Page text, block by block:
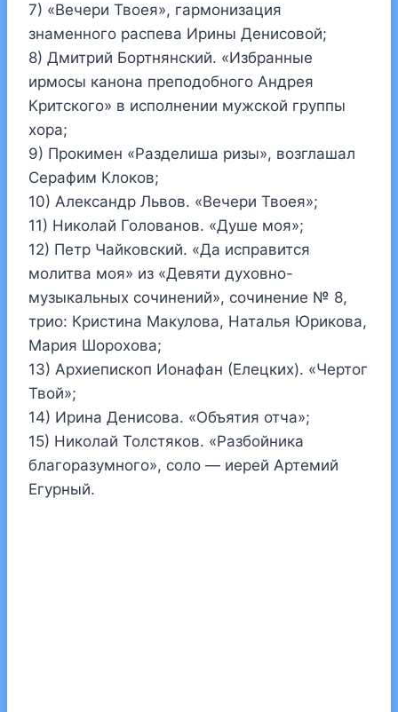
7) «Вечери Твоея», гармонизация
знаменного распева Ирины Денисовой;
8) Дмитрий Бортнянский. «Избранные
ирмосы канона преподобного Андрея
Критского» в исполнении мужской группы
хора;
9) Прокимен «Разделиша ризы», возглашал
Серафим Клоков;
10) Александр Львов. «Вечери Твоея»;
11) Николай Голованов. «Душе моя»;
12) Петр Чайковский. «Да исправится
молитва моя» из «Девяти духовно-
музыкальных сочинений», сочинение № 8,
трио: Кристина Макулова, Наталья Юрикова,
Мария Шорохова;
13) Архиепископ Ионафан (Елецких). «Чертог
Твой»;
14) Ирина Денисова. «Объятия отча»;
15) Николай Толстяков. «Разбойника
благоразумного», соло — иерей Артемий
Егурный.